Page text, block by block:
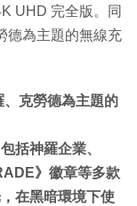
UHD 完全版。同
德為主題的無線充
克勞德為主題的
括神羅企業、
》徽章等多款
在黑暗環境下使